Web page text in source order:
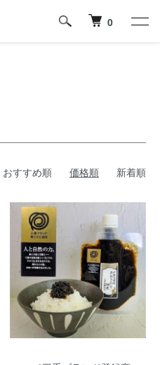
0
おすすめ順 価格順 新着順